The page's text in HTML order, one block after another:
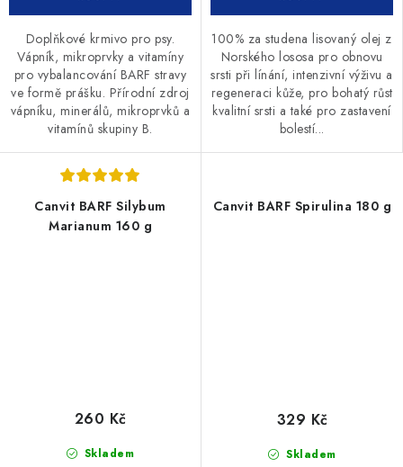
Doplňkové krmivo pro psy.
Vápník, mikroprvky a vitamíny
pro vybalancování BARF stravy
ve formě prášku. Přírodní zdroj
vápníku, minerálů, mikroprvků a
vitamínů skupiny B.
100% za studena lisovaný olej z
Norského lososa pro obnovu
srsti při línání, intenzivní výživu a
regeneraci kůže, pro bohatý růst
kvalitní srsti a také pro zastavení
bolestí...
Canvit BARF Silybum
Marianum 160 g
Skladem
260 Kč
Canvit BARF Spirulina 180 g
Skladem
329 Kč